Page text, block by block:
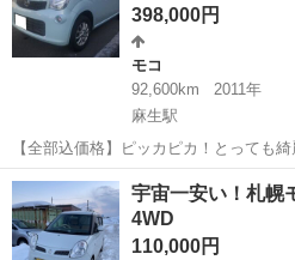
398,000円
モコ
92,600km
2011年
麻生駅
【全部込価格】ピッカピカ！とっても
スタートでエンジン始動！バックカメ
ターターとシートヒーターで冬も温か運転！ そろそろ雪の声
て来ました。ご希望の方に...
北海道 札幌市 麻生駅 モコ
宇宙一安い！札幌
4WD
110,000円